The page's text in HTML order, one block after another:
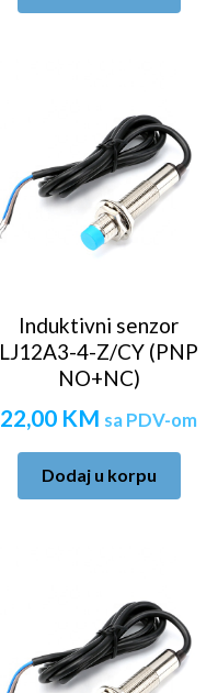
Induktivni senzor
LJ12A3-4-Z/CY (PNP
NO+NC)
22,00 KM sa PDV-om
Dodaj u korpu